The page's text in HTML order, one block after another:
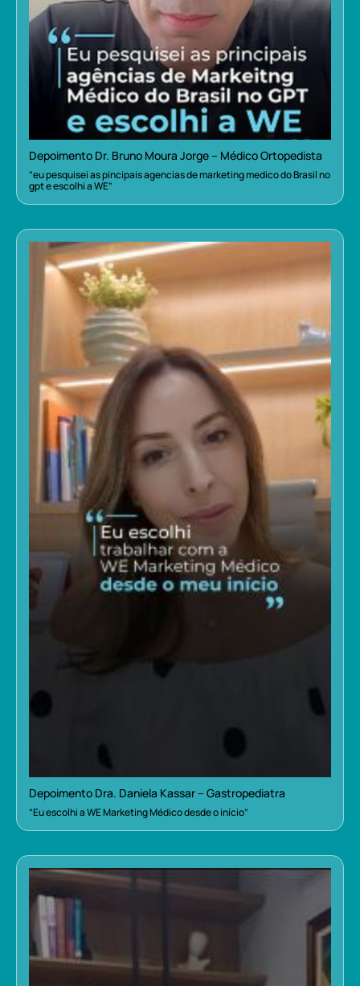
Depoimento Dr. Bruno Moura Jorge – Médico Ortopedista
“eu pesquisei as pincipais agencias de marketing medico do Brasil no
gpt e escolhi a WE”
Depoimento Dra. Daniela Kassar – Gastropediatra
“Eu escolhi a WE Marketing Médico desde o início”